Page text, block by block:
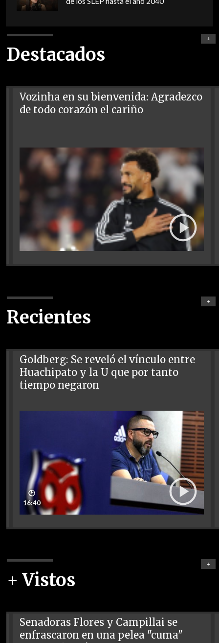
Destacados
+
Vozinha en su bienvenida: Agradezco
de todo corazón el cariño
Recientes
+
Goldberg: Se reveló el vínculo entre
Huachipato y la U que por tanto
tiempo negaron
🕑
16:40
+ Vistos
+
Senadoras Flores y Campillai se
enfrascaron en una pelea "cuma"